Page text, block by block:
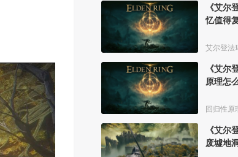
《艾尔
忆值得
《艾尔
原理怎
《艾尔
废墟地